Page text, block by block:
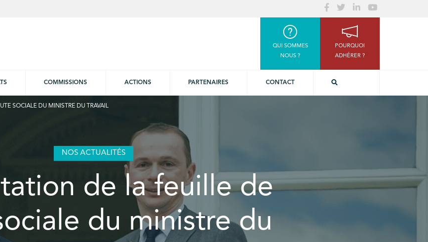
QUI SOMMES
NOUS ?
POURQUOI
ADHÉRER ?
COMMISSIONS ACTIONS PARTENAIRES CONTACT
SOCIALE DU MINISTRE DU TRAVAIL
NOS ACTUALITÉS
de la feuille de
du ministre du